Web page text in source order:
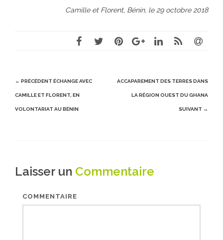
Camille et Florent, Bénin, le 29 octobre 2018
Post
navigation
← PRÉCÉDENT ÉCHANGE AVEC
CAMILLE ET FLORENT, EN
VOLONTARIAT AU BÉNIN
ACCAPAREMENT DES TERRES DANS
LA RÉGION OUEST DU GHANA
SUIVANT →
Laisser un Commentaire
COMMENTAIRE